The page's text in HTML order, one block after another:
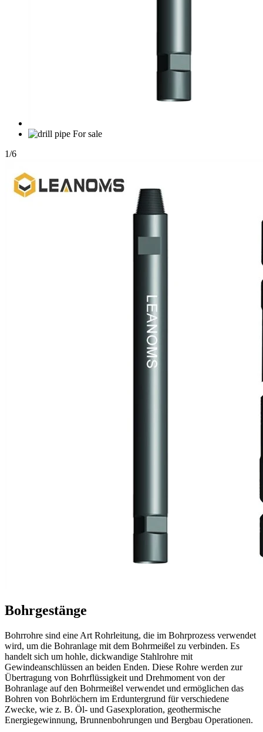
1/6
Bohrgestänge
Bohrrohre sind eine Art Rohrleitung, die im Bohrprozess verwendet
wird, um die Bohranlage mit dem Bohrmeißel zu verbinden. Es
handelt sich um hohle, dickwandige Stahlrohre mit
Gewindeanschlüssen an beiden Enden. Diese Rohre werden zur
Übertragung von Bohrflüssigkeit und Drehmoment von der
Bohranlage auf den Bohrmeißel verwendet und ermöglichen das
Bohren von Bohrlöchern im Erduntergrund für verschiedene
Zwecke, wie z. B. Öl- und Gasexploration, geothermische
Energiegewinnung, Brunnenbohrungen und Bergbau Operationen.